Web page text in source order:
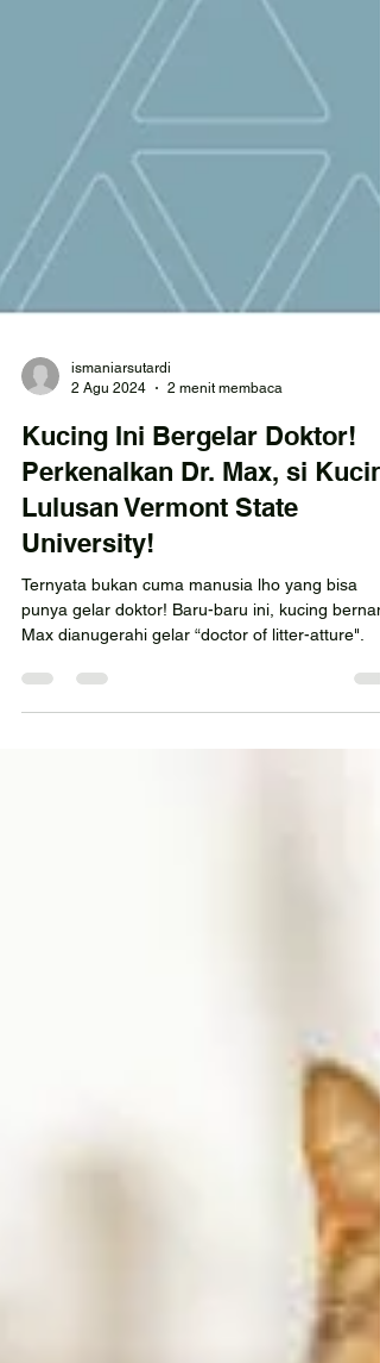
2 Agu 2024
2 menit membaca
Kucing Ini Bergelar Doktor!
Perkenalkan Dr. Max, si
Lulusan Vermont State
University!
Ternyata bukan cuma manusia lho yang bisa
Max dianugerahi gelar “doctor of litter-atture".